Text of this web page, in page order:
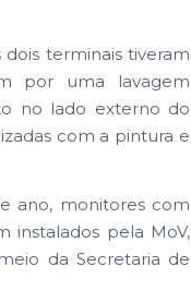
terminais tiveram
por uma lavagem
no lado externo do
com a pintura e
ano, monitores com
instalados pela MoV,
da Secretaria de